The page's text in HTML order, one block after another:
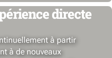
directe
à partir
à de nouveaux